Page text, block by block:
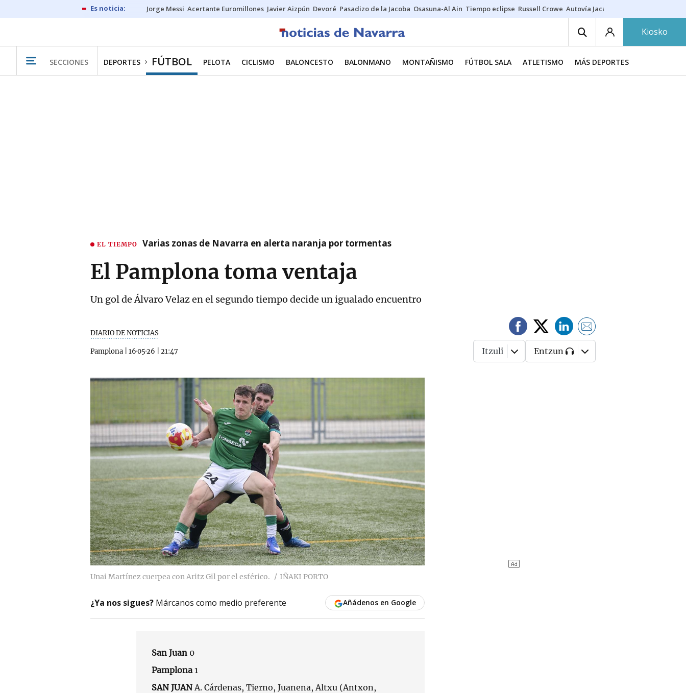
Jorge Messi Acertante Euromillones Javier Aizpún Devoré Pasadizo de la Jacoba Osasuna-Al Ain Tiempo eclipse Russell Crowe Autovía Jaca
Kiosko
SECCIONES DEPORTES FÚTBOL PELOTA CICLISMO BALONCESTO BALONMANO MONTAÑISMO FÚTBOL SALA ATLETISMO MÁS DEPORTES
EL TIEMPO Varias zonas de Navarra en alerta naranja por tormentas
El Pamplona toma ventaja
Un gol de Álvaro Velaz en el segundo tiempo decide un igualado encuentro
DIARIO DE NOTICIAS
Pamplona 16·05·26 21:47 Itzuli Entzun
Unai Martínez cuerpea con Aritz Gil por el esférico. IÑAKI PORTO
¿Ya nos sigues? Márcanos como medio preferente Añádenos en Google
San Juan 0
Pamplona1
SAN JUAN A. Cárdenas, Tierno, Juanena, Altxu (Antxon,